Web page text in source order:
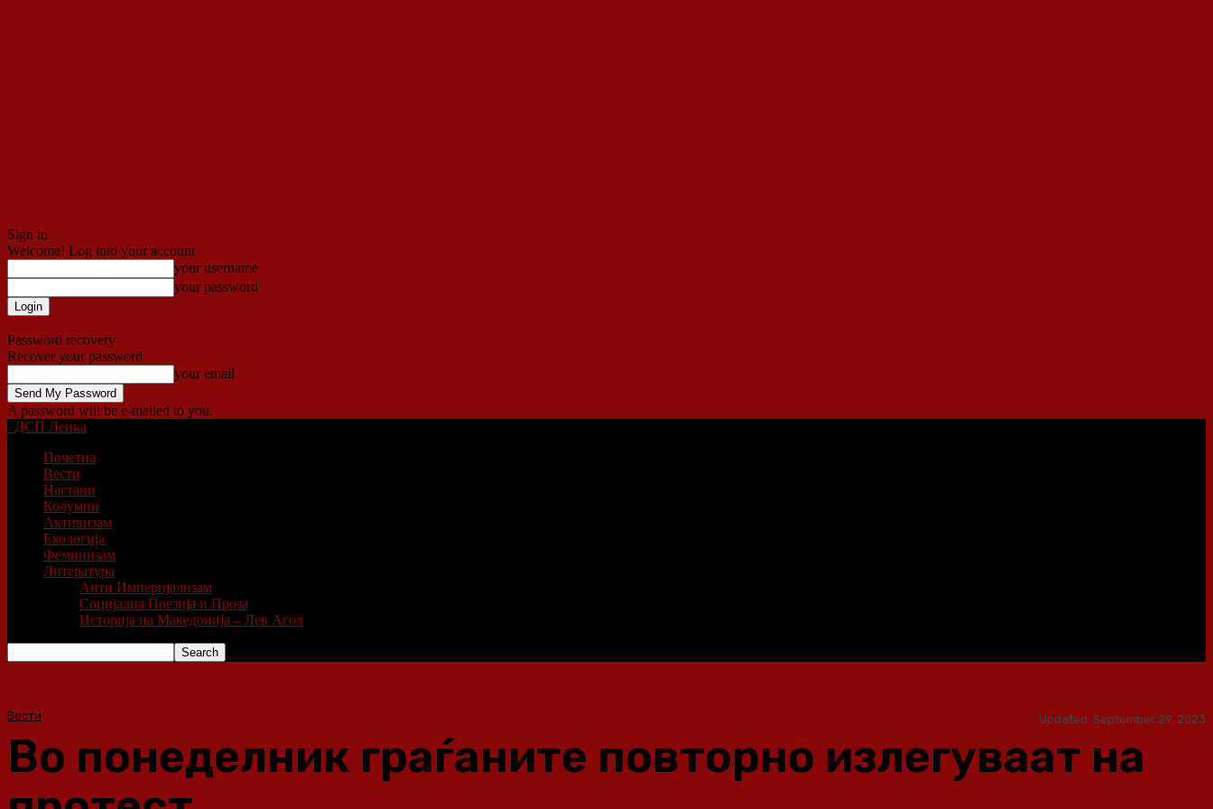
Sign in
Welcome! Log into your account
your username
your password
Password recovery
Recover your password
your email
A password will be e-mailed to you.
ДСП Ленка
Почетна
Вести
Настани
Колумни
Активизам
Екологија
Феминизам
Литература
Анти Империјализам
Социјална Поезија и Проза
Историја на Македонија – Лев Агол
Вести Updated: September 29, 2023
Во понеделник граѓаните повторно излегуваат на